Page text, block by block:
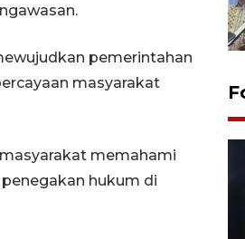
pemerintahan
masyarakat
memahami
hukum di